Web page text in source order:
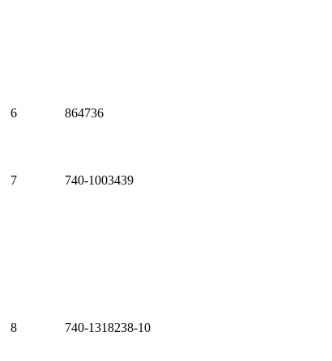
6 864736
7 740-1003439
8 740-1318238-10